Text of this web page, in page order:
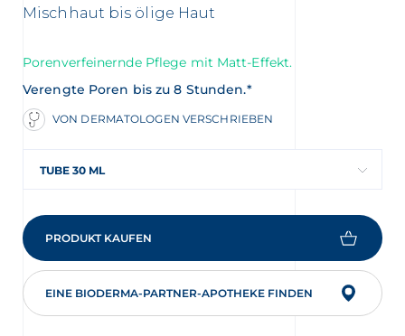
Mischhaut bis ölige Haut
Porenverfeinernde Pflege mit Matt-Effekt.
Verengte Poren bis zu 8 Stunden.*
VON DERMATOLOGEN VERSCHRIEBEN
TUBE 30 ML
PRODUKT KAUFEN
EINE BIODERMA-PARTNER-APOTHEKE FINDEN